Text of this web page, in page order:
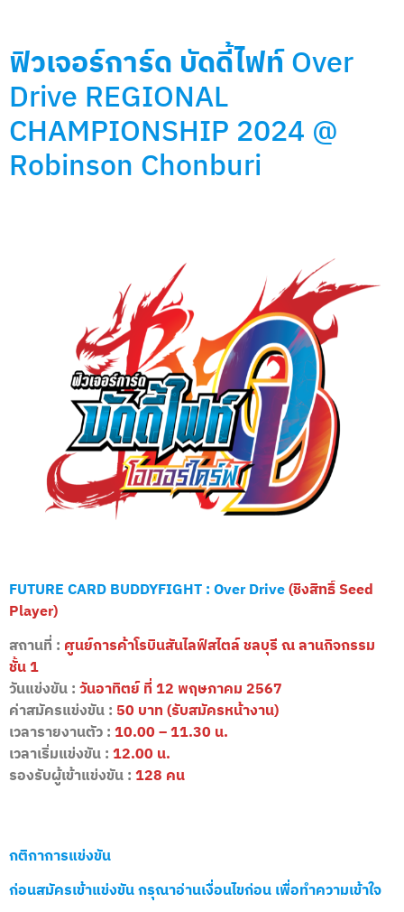
ฟิวเจอร์การ์ด บัดดี้ไฟท์Over
Drive REGIONAL
CHAMPIONSHIP 2024 @
Robinson Chonburi
FUTURE CARD BUDDYFIGHT : Over Drive(ชิงสิทธิ์ Seed
Player)
สถานที่ : ศูนย์การค้าโรบินสันไลฟ์สไตล์ ชลบุรี ณ ลานกิจกรรม
ชั้น 1
วันแข่งขัน :วันอาทิตย์ ที่ 12 พฤษภาคม 2567
ค่าสมัครแข่งขัน : 50 บาท (รับสมัครหน้างาน)
เวลารายงานตัว :10.00 – 11.30 น.
เวลาเริ่มแข่งขัน :12.00 น.
รองรับผู้เข้าแข่งขัน :128 คน
กติกาการแข่งขัน
ก่อนสมัครเข้าแข่งขัน กรุณาอ่านเงื่อนไขก่อน เพื่อทำความเข้าใจ